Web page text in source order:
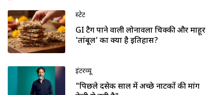
स्टेट
GI टैग पाने वाली लोनावला चिक्की और माहूर
'तांबूल' का क्या है इतिहास?
इंटरव्यू
"पिछले दसेक साल में अच्छे नाटकों की मांग